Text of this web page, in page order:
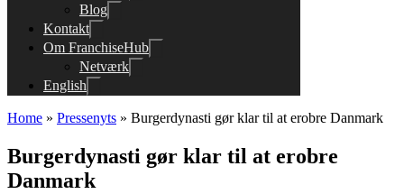
Blog
Kontakt
Om FranchiseHub
Netværk
English
Home » Pressenyts » Burgerdynasti gør klar til at erobre Danmark
Burgerdynasti gør klar til at erobre
Danmark